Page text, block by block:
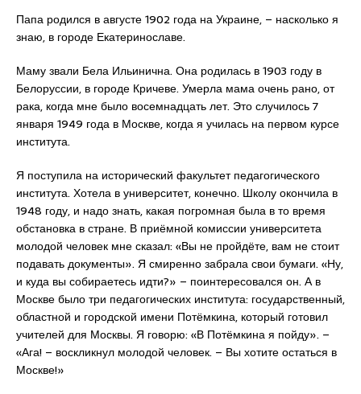
Папа родился в августе 1902 года на Украине, – насколько я
знаю, в городе Екатеринославе.
Маму звали Бела Ильинична. Она родилась в 1903 году в
Белоруссии, в городе Кричеве. Умерла мама очень рано, от
рака, когда мне было восемнадцать лет. Это случилось 7
января 1949 года в Москве, когда я училась на первом курсе
института.
Я поступила на исторический факультет педагогического
института. Хотела в университет, конечно. Школу окончила в
1948 году, и надо знать, какая погромная была в то время
обстановка в стране. В приёмной комиссии университета
молодой человек мне сказал: «Вы не пройдёте, вам не стоит
подавать документы». Я смиренно забрала свои бумаги. «Ну,
и куда вы собираетесь идти?» – поинтересовался он. А в
Москве было три педагогических института: государственный,
областной и городской имени Потёмкина, который готовил
учителей для Москвы. Я говорю: «В Потёмкина я пойду». –
«Ага! – воскликнул молодой человек. – Вы хотите остаться в
Москве!»